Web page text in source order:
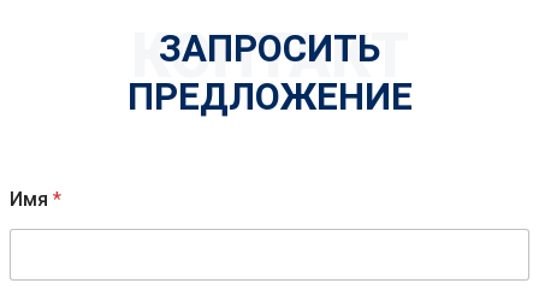
КОНТАКТ
ЗАПРОСИТЬ
ПРЕДЛОЖЕНИЕ
Имя *